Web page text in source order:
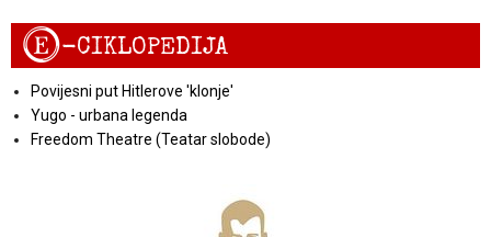
E-CIKLOPEDIJA
Povijesni put Hitlerove 'klonje'
Yugo - urbana legenda
Freedom Theatre (Teatar slobode)